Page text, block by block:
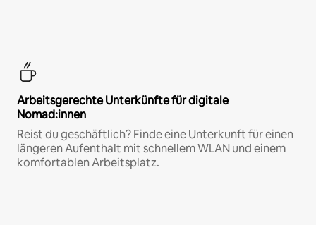
Arbeitsgerechte Unterkünfte für digitale
Nomad:innen
Reist du geschäftlich? Finde eine Unterkunft für einen
längeren Aufenthalt mit schnellem WLAN und einem
komfortablen Arbeitsplatz.